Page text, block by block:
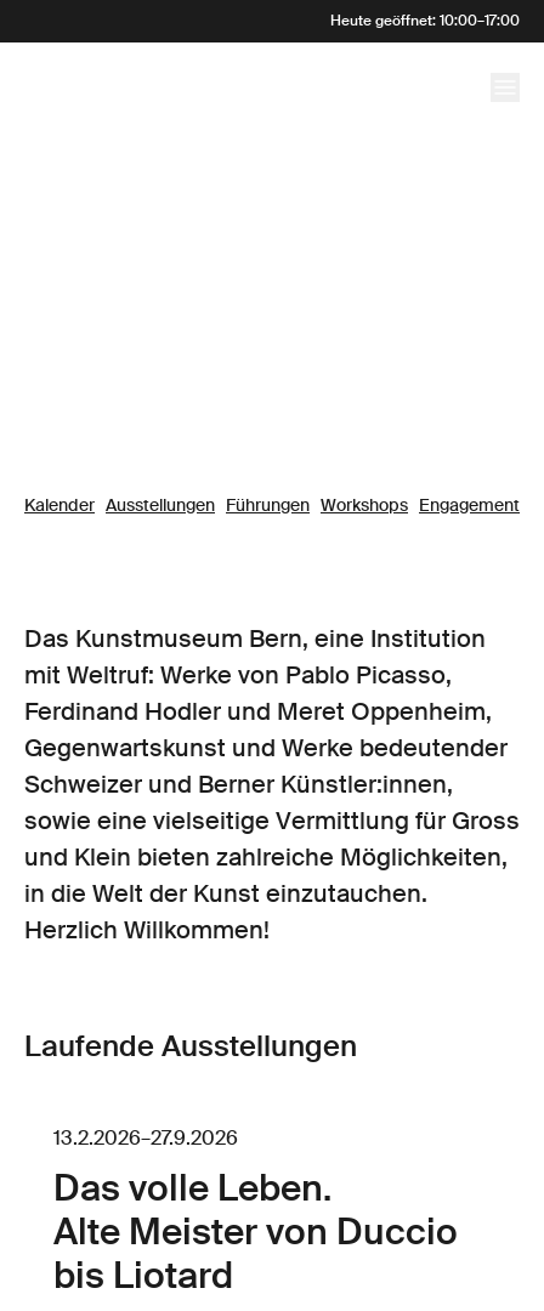
Heute geöffnet: 10:00–17:00
Kunstmuseum Bern
Kalender Ausstellungen Führungen Workshops Engagement
Das Kunstmuseum Bern, eine Institution
mit Weltruf: Werke von Pablo Picasso,
Ferdinand Hodler und Meret Oppenheim,
Gegenwartskunst und Werke bedeutender
Schweizer und Berner Künstler:innen,
sowie eine vielseitige Vermittlung für Gross
und Klein bieten zahlreiche Möglichkeiten,
in die Welt der Kunst einzutauchen.
Herzlich Willkommen!
Laufende Ausstellungen
13.2.2026–27.9.2026
Das volle Leben.
Alte Meister von Duccio
bis Liotard